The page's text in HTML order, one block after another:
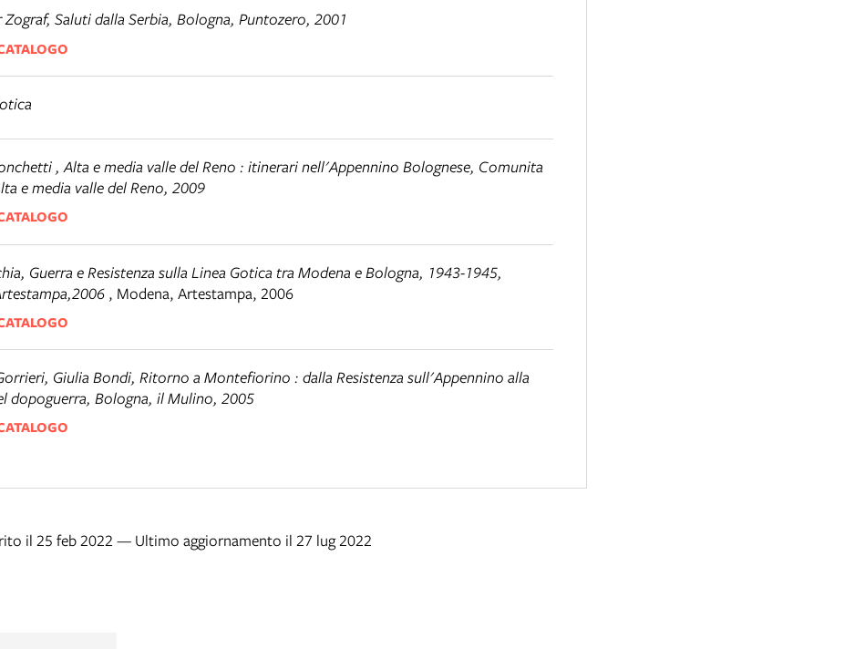
Zograf, Saluti dalla Serbia, Bologna, Puntozero, 2001
, Alta e media valle del Reno : itinerari nell'Appennino Bolognese, Comunita
e media valle del Reno, 2009
Guerra e Resistenza sulla Linea Gotica tra Modena e Bologna, 1943-1945,
, Modena, Artestampa, 2006
Giulia Bondi, Ritorno a Montefiorino : dalla Resistenza sull'Appennino alla
dopoguerra, Bologna, il Mulino, 2005
il 25 feb 2022 — Ultimo aggiornamento il 27 lug 2022